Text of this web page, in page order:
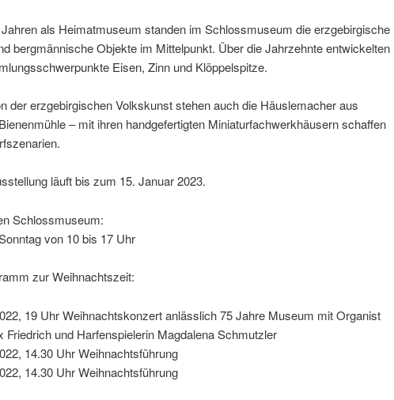
als Heimatmuseum standen im Schlossmuseum die erzge­bir­gi­sche
berg­män­ni­sche Objekte im Mittelpunkt. Über die Jahrzehnte entwi­ckelten
Eisen, Zinn und Klöppelspitze.
der erzge­bir­gi­schen Volkskunst stehen auch die Häuslemacher aus
– mit ihren hand­ge­fer­tigten Miniaturfachwerkhäusern schaffen
läuft bis zum 15. Januar 2023.
Schlossmuseum:
von 10 bis 17 Uhr
zur Weihnachtszeit:
19 Uhr Weihnachtskonzert anläss­lich 75 Jahre Museum mit Organist
Friedrich und Harfenspielerin Magdalena Schmutzler
14.30 Uhr Weihnachtsführung
14.30 Uhr Weihnachtsführung